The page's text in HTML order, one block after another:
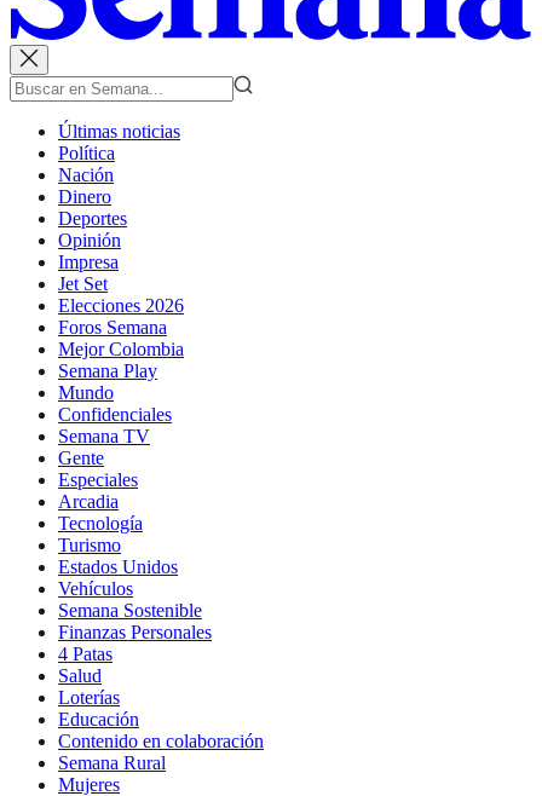
Últimas noticias
Política
Nación
Dinero
Deportes
Opinión
Impresa
Jet Set
Elecciones 2026
Foros Semana
Mejor Colombia
Semana Play
Mundo
Confidenciales
Semana TV
Gente
Especiales
Arcadia
Tecnología
Turismo
Estados Unidos
Vehículos
Semana Sostenible
Finanzas Personales
4 Patas
Salud
Loterías
Educación
Contenido en colaboración
Semana Rural
Mujeres